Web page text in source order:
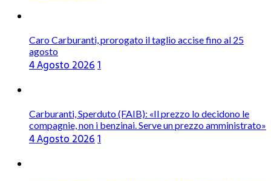
Caro Carburanti, prorogato il taglio accise fino al 25
agosto
4 Agosto 20261
Carburanti, Sperduto (FAIB): «Il prezzo lo decidono le
compagnie, non i benzinai. Serve un prezzo amministrato»
4 Agosto 20261